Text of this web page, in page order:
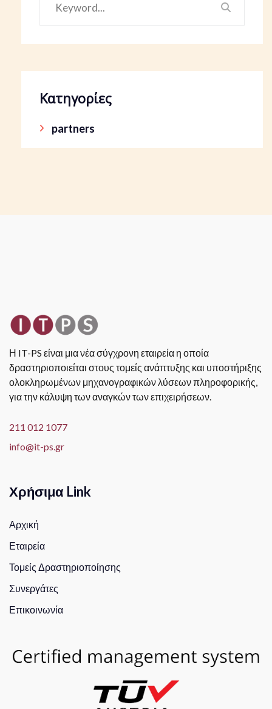
Κατηγορίες
partners
Η IT-PS είναι μια νέα σύγχρονη εταιρεία η οποία
δραστηριοποιείται στους τομείς ανάπτυξης και υποστήριξης
ολοκληρωμένων μηχανογραφικών λύσεων πληροφορικής,
για την κάλυψη των αναγκών των επιχειρήσεων.
211 012 1077
info@it-ps.gr
Χρήσιμα Link
Αρχική
Εταιρεία
Τομείς Δραστηριοποίησης
Συνεργάτες
Επικοινωνία